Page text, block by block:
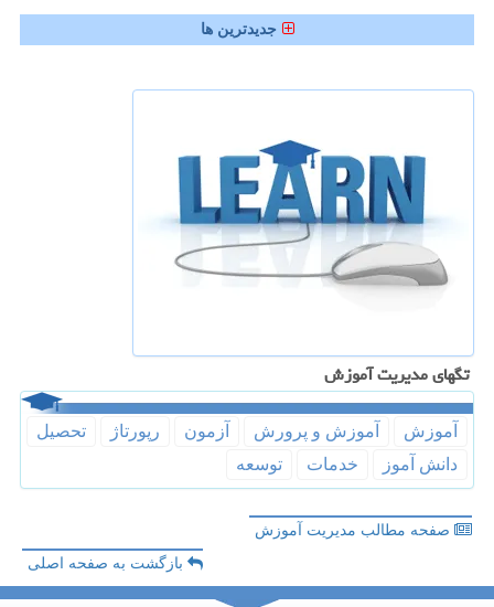
جدیدترین ها
تگهای مدیریت آموزش
آموزش آموزش و پرورش آزمون رپورتاژ
تحصیل
دانش آموز
خدمات توسعه
صفحه مطالب مدیریت آموزش
بازگشت به صفحه اصلی